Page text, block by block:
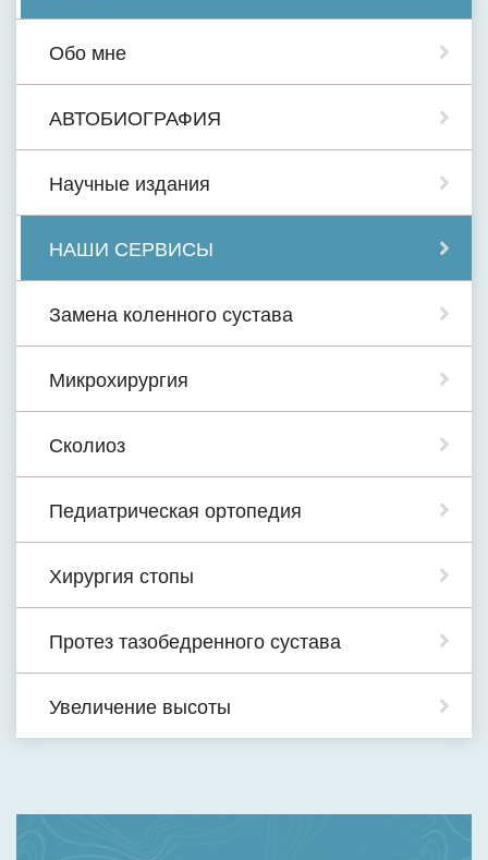
Обо мне
АВТОБИОГРАФИЯ
Научные издания
НАШИ СЕРВИСЫ
Замена коленного сустава
Микрохирургия
Сколиоз
Педиатрическая ортопедия
Хирургия стопы
Протез тазобедренного сустава
Увеличение высоты